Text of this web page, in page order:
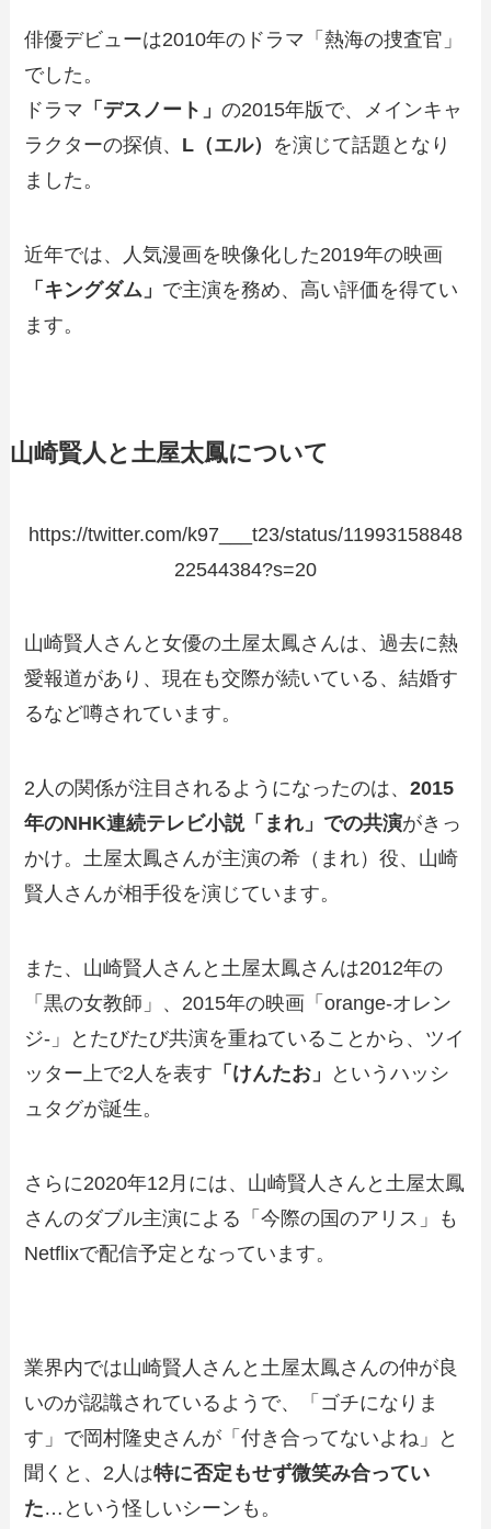
俳優デビューは2010年のドラマ「熱海の捜査官」
でした。
ドラマ 「デスノート」の2015年版で、メインキャ
ラクターの探偵、 L（エル） を演じて話題となり
ました。
近年では、人気漫画を映像化した2019年の映画
「キングダム」 で主演を務め、高い評価を得てい
ます。
山崎賢人と土屋太鳳について
https://twitter.com/k97___t23/status/11993158848
22544384?s=20
山崎賢人さんと女優の土屋太鳳さんは、過去に熱
愛報道があり、現在も交際が続いている、結婚す
るなど噂されています。
2人の関係が注目されるようになったのは、2015
年のNHK連続テレビ小説「まれ」での共演がきっ
かけ。土屋太鳳さんが主演の希（まれ）役、山崎
賢人さんが相手役を演じています。
また、山崎賢人さんと土屋太鳳さんは2012年の
「黒の女教師」、2015年の映画「orange-オレン
ジ-」とたびたび共演を重ねていることから、ツイ
ッター上で2人を表す 「けんたお」
というハッシ
ュタグが誕生。
さらに2020年12月には、山崎賢人さんと土屋太鳳
さんのダブル主演による「今際の国のアリス」も
Netflixで配信予定となっています。
業界内では山崎賢人さんと土屋太鳳さんの仲が良
いのが認識されているようで、「ゴチになりま
す」で岡村隆史さんが「付き合ってないよね」と
聞くと、2人は特に否定もせず微笑み合ってい
た…という怪しいシーンも。